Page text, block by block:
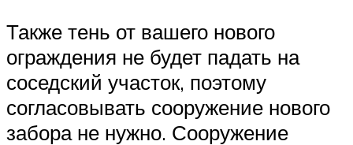
Также тень от вашего нового
ограждения не будет падать на
соседский участок, поэтому
согласовывать сооружение нового
забора не нужно. Сооружение